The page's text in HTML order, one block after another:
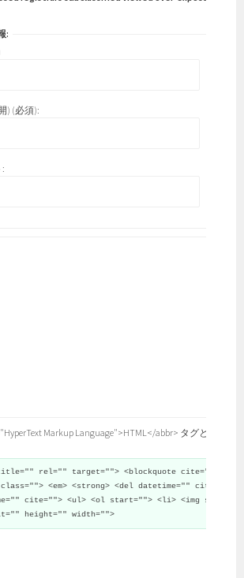
:
) (必須):
Markup Language">HTML</abbr> タグと属性が
rel="" target=""> <blockquote cite="">
class=""> <em> <strong> <del datetime="" cite="">
cite=""> <ul> <ol start=""> <li> <img src=""
height="" width="">